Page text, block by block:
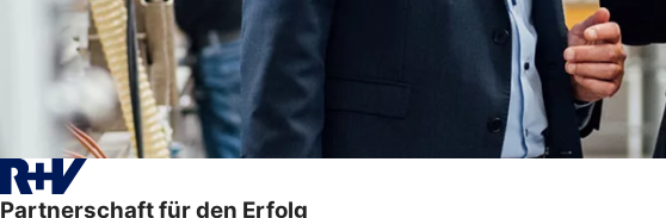
Partnerschaft für den Erfolg